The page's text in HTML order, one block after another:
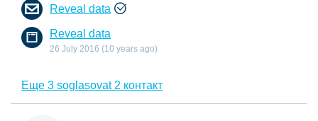
Reveal data
Reveal data
26 July 2016 (10 years ago)
Еще 3 soglasovat 2 контакт